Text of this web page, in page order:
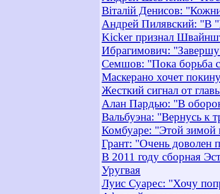
Віталій Денисов:
Андрей Пилявский: "В
Kicker признал
Ибрагимович:
Семшов: "Пока борьба
Маскерано хочет
Жесткий сигнал от
Алан Пардью: "В
Вальбуэна: "Вернусь к
Комбуаре: "Этой
Грант: "Очень доволен
В 2011 году сборная
Уругвая
Луис Суарес: "Хочу